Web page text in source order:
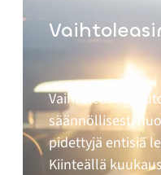
Vaihtoleasing-
säännöllisesti
pidettyjä entisiä
Kiinteällä